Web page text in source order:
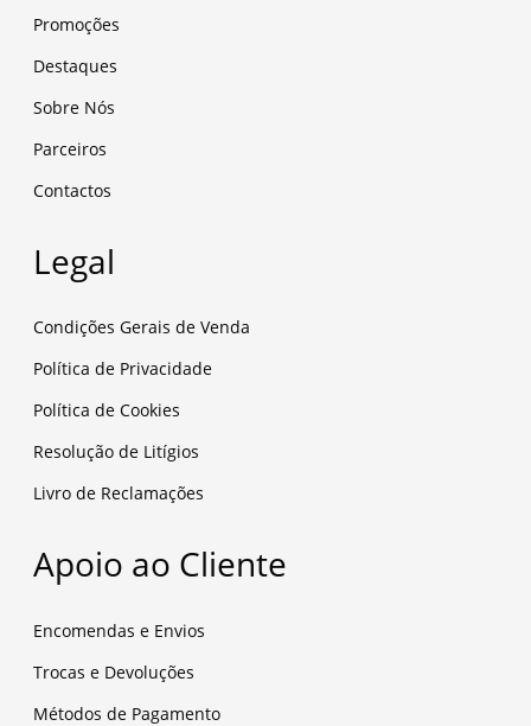
Promoções
Destaques
Sobre Nós
Parceiros
Contactos
Legal
Condições Gerais de Venda
Política de Privacidade
Política de Cookies
Resolução de Litígios
Livro de Reclamações
Apoio ao Cliente
Encomendas e Envios
Trocas e Devoluções
Métodos de Pagamento